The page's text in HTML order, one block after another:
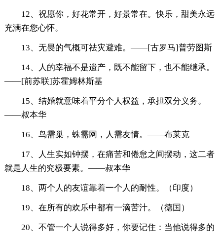
12、祝愿你，好花常开，好景常在。快乐，甜美永远
充满在您心怀。
13、无畏的气概可祛灾避难。——[古罗马]普劳图斯
14、人的幸福不是遗产，既不能留下，也不能继承。
——[前苏联]苏霍姆林斯基
15、结婚就意味着平分个人权益，承担双分义务。
——叔本华
16、鸟需巢，蛛需网，人需友情。——布莱克
17、人生实如钟摆，在痛苦和倦怠之间摆动，这二者
就是人生的究极要素。——叔本华
18、两个人的友谊靠着一个人的耐性。（印度）
19、在所有的欢乐中都有一滴苦汁。（德国）
20、不管一个人说得多好，你要记住：当他说得多的